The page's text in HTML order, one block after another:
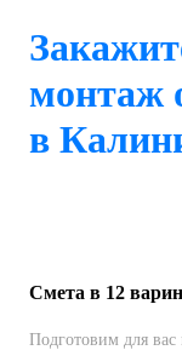
монтаж
в
Смета в 12
Подготовим для